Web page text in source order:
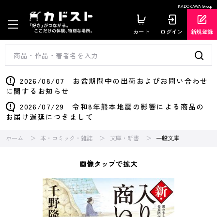
KADOKAWA Group
カート ログイン 新規登録
2026/08/07 お盆期間中の出荷およびお問い合わせ
に関するお知らせ
2026/07/29 令和8年熊本地震の影響による商品の
お届け遅延につきまして
ホーム 本・コミック・雑誌 文庫・新書 一般文庫
画像タップで拡大